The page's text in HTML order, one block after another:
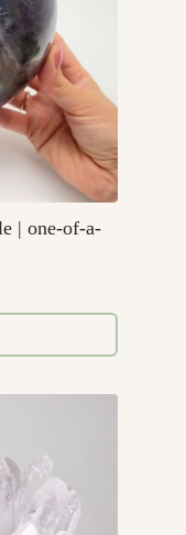
| one-of-a-